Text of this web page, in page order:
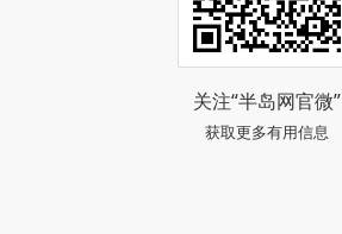
关注“半岛网官微”
获取更多有用信息